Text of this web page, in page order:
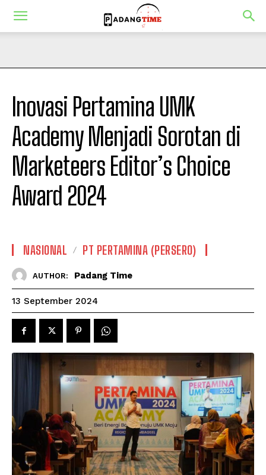
Inovasi Pertamina UMK
Academy Menjadi Sorotan di
Marketeers Editor’s Choice
Award 2024
NASIONAL PT PERTAMINA (PERSERO)
AUTHOR: Padang Time
13 September 2024